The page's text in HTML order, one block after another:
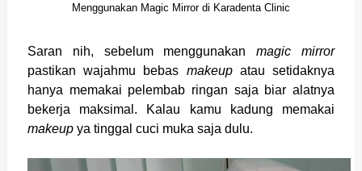
Menggunakan Magic Mirror di Karadenta Clinic
Saran nih, sebelum menggunakanmagic mirror
pastikan wajahmu bebas makeupatau setidaknya
hanya memakai pelembab ringan saja biar alatnya
bekerja maksimal. Kalau kamu kadung memakai
makeupya tinggal cuci muka saja dulu.